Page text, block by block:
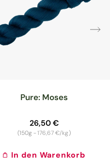
Pure: Moses
Normaler
Preis
26,50 €
(150g -Grundpreis
176,67 €/kg)
In den Warenkorb